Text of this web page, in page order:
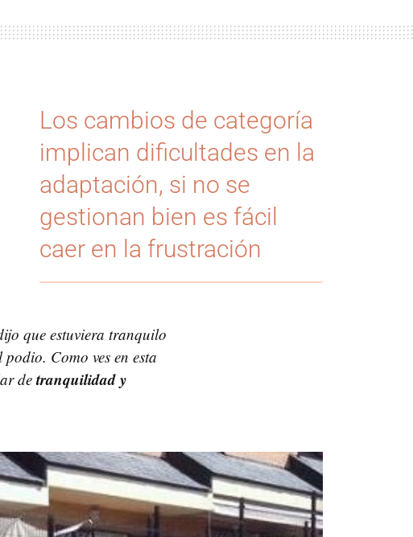
Los cambios de categoría
implican dificultades en la
adaptación, si no se
gestionan bien es fácil
caer en la frustración
que estuviera tranquilo
Como ves en esta
detranquilidad y